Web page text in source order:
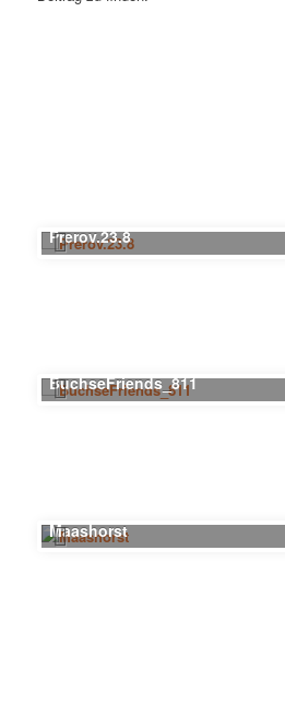
Prerov.23.8
BuchseFriends_811
Maashorst